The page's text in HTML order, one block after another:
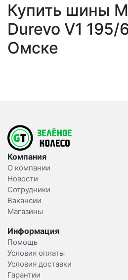
Купить шины
Durevo V1 195/
Омске
Компания
О компании
Новости
Сотрудники
Вакансии
Магазины
Информация
Помощь
Условия оплаты
Условия доставки
Гарантии